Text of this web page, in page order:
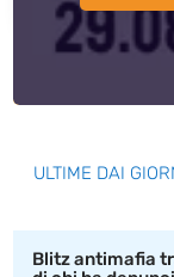
ULTIME DAI
Blitz antimafia